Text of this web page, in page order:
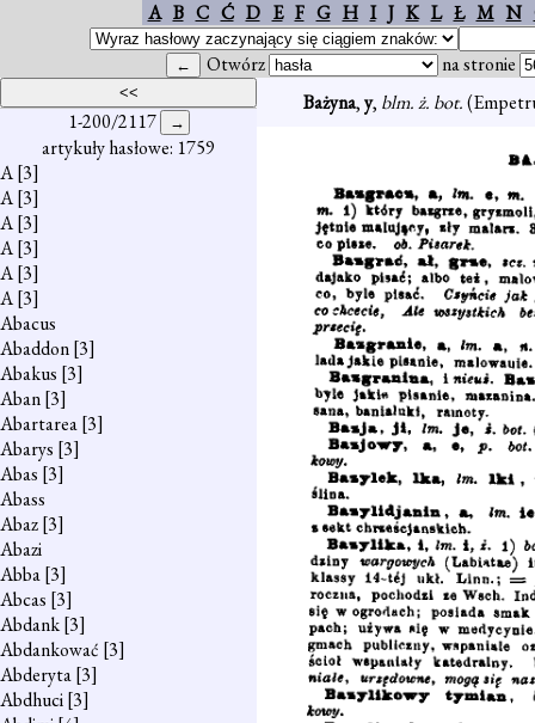
A B C Ć D E F G H I J K L Ł M N
Otwórz na stronie
1-200/2117
artykuły hasłowe: 1759
A[3]
A[3]
A[3]
A[3]
A[3]
A[3]
Abacus
Abaddon[3]
Abakus [3]
Aban[3]
Abartarea[3]
Abarys [3]
Abas [3]
Abass
Abaz[3]
Abazi
Abba[3]
Abcas [3]
Abdank[3]
Abdankować [3]
Abderyta[3]
Abdhuci[3]
Bażyna,y, blm. ż. bot.